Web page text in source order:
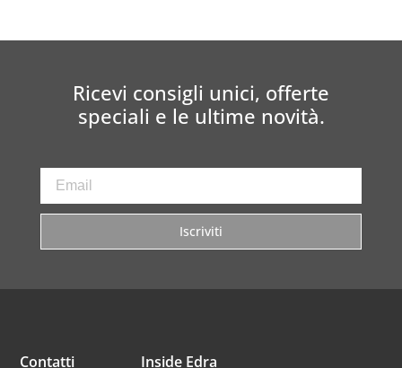
Ricevi consigli unici, offerte
speciali e le ultime novità.
Iscriviti
Inside Edra
Contatti